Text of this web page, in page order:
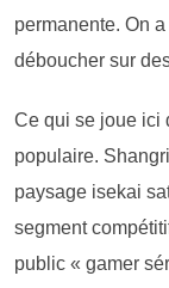
permanente. On
déboucher sur
Ce qui se joue ici
populaire.
paysage isekai
segment
public « gamer